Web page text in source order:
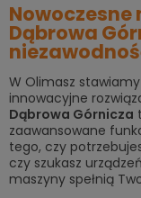
Nowoczesne
Dąbrowa
W Olimasz
innowacyjne
Dąbrowa Górnicza
zaawansowane
tego, czy
czy szukasz
maszyny spełnią